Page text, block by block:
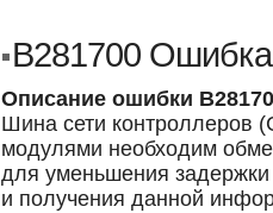
B281700
Описание ошибки
Шина сети контроллеров
модулями необходим
для уменьшения
и получения данной